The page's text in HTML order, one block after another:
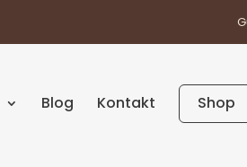
Blog Kontakt Shop